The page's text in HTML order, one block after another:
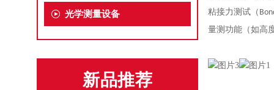
光学测量设备
新品推荐
粘接力测试（
量测功能（如高